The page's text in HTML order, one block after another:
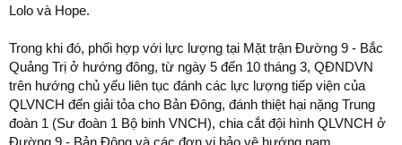
Lolo và Hope.
Trong khi đó, phối hợp với lực lượng tại Mặt trận Đường 9 - Bắc
Quảng Trị ở hướng đông, từ ngày 5 đến 10 tháng 3, QĐNDVN
trên hướng chủ yếu liên tục đánh các lực lượng tiếp viện của
QLVNCH đến giải tỏa cho Bản Đông, đánh thiệt hại nặng Trung
đoàn 1 (Sư đoàn 1 Bộ binh VNCH), chia cắt đội hình QLVNCH ở
Đường 9 - Bản Đông và các đơn vị bảo vệ hướng nam.